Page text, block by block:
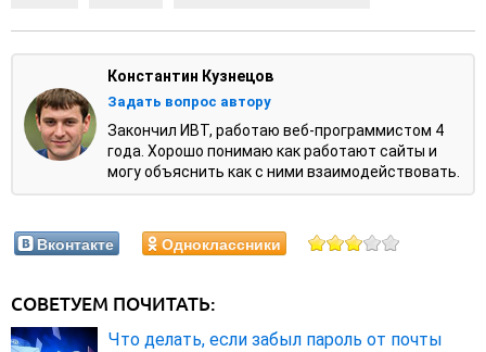
Константин Кузнецов
Задать вопрос автору
Закончил ИВТ, работаю веб-программистом 4
года. Хорошо понимаю как работают сайты и
могу объяснить как с ними взаимодействовать.
Вконтакте Одноклассники
СОВЕТУЕМ ПОЧИТАТЬ:
Что делать, если забыл пароль от почты